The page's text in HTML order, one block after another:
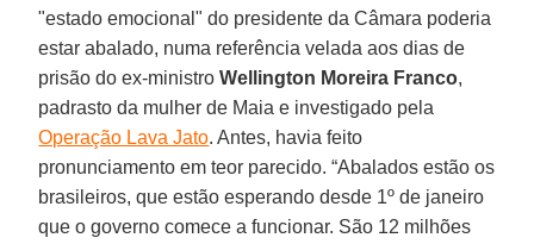
"estado emocional" do presidente da Câmara poderia
estar abalado, numa referência velada aos dias de
prisão do ex-ministroWellington Moreira Franco,
padrasto da mulher de Maia e investigado pela
Operação Lava Jato. Antes, havia feito
pronunciamento em teor parecido. “Abalados estão os
brasileiros, que estão esperando desde 1º de janeiro
que o governo comece a funcionar. São 12 milhões